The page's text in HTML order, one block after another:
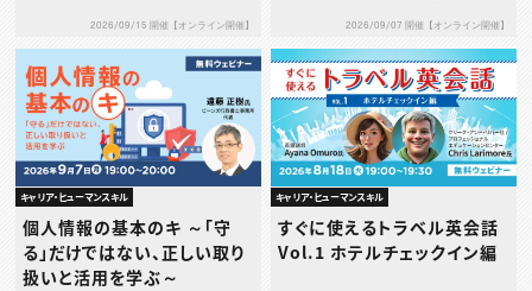
2026/09/15 開催【オンライン開催】 2026/09/07 開催【オンライン開催】
キャリア・ヒューマンスキル
個人情報の基本のキ ～「守
る」だけではない、正しい取り
扱いと活用を学ぶ～
キャリア・ヒューマンスキル
すぐに使えるトラベル英会話
Vol.1 ホテルチェックイン編